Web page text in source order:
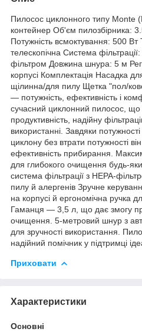
Пилосос циклонного типу Monte
контейнер Об'єм пилозбірника:
Потужність всмоктування: 500
телескопічна Система
фільтром Довжина шнура: 5 м
корпусі Комплектація Насадка
щілинна/для пилу Щетка "пол/
— потужність, ефективність і
сучасний циклонний пилосос, що
продуктивність, надійну
використанні. Завдяки
циклону без втрати потужності
ефективність прибирання.
для глибокого очищення будь-
система фільтрації з НЕРА-
пилу й алергенів Зручне
на корпусі й ергономічна ручка
Гаманця — 3,5 л, що дає змогу
очищення. 5-метровий шнур з
для зручності використання.
надійний помічник у підтримці
Приховати
Характеристики
Основні